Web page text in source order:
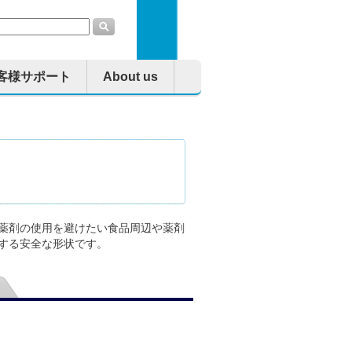
様サポート About us
剤の使用を避けたい食品周辺や薬剤
安全な形状です。